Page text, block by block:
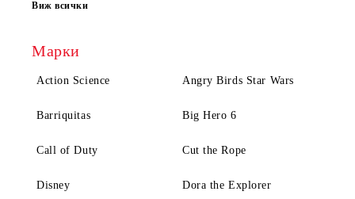
Виж всички
Марки
Action Science Angry Birds Star Wars
Barriquitas Big Hero 6
Call of Duty Cut the Rope
Disney Dora the Explorer